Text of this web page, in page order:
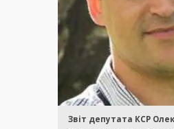
Звіт депутата КСР